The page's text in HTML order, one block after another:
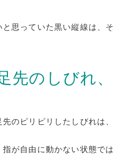
と思っていた黒い縦線は、
先のしびれ
先のピリピリしたしびれは
指が自由に動かない状態で